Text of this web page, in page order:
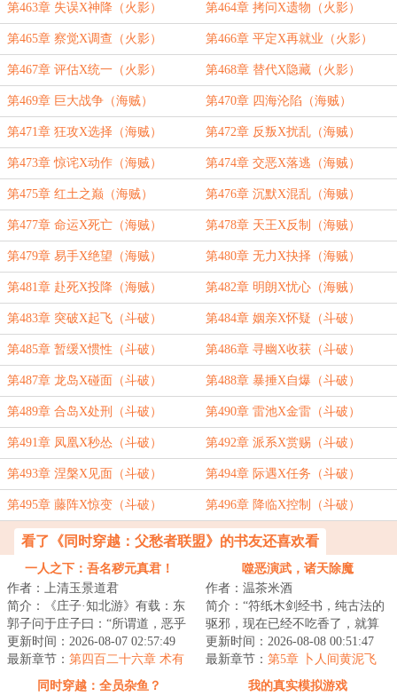
第463章 失误X神降（火影） 第464章 拷问X遗物（火影）
第465章 察觉X调查（火影） 第466章 平定X再就业（火影）
第467章 评估X统一（火影） 第468章 替代X隐藏（火影）
第469章 巨大战争（海贼） 第470章 四海沦陷（海贼）
第471章 狂攻X选择（海贼） 第472章 反叛X扰乱（海贼）
第473章 惊诧X动作（海贼） 第474章 交恶X落逃（海贼）
第475章 红土之巅（海贼） 第476章 沉默X混乱（海贼）
第477章 命运X死亡（海贼） 第478章 天王X反制（海贼）
第479章 易手X绝望（海贼） 第480章 无力X抉择（海贼）
第481章 赴死X投降（海贼） 第482章 明朗X忧心（海贼）
第483章 突破X起飞（斗破） 第484章 姻亲X怀疑（斗破）
第485章 暂缓X惯性（斗破） 第486章 寻幽X收获（斗破）
第487章 龙岛X碰面（斗破） 第488章 暴捶X自爆（斗破）
第489章 合岛X处刑（斗破） 第490章 雷池X金雷（斗破）
第491章 凤凰X秒怂（斗破） 第492章 派系X赏赐（斗破）
第493章 涅槃X见面（斗破） 第494章 际遇X任务（斗破）
第495章 藤阵X惊变（斗破） 第496章 降临X控制（斗破）
看了《同时穿越：父愁者联盟》的书友还喜欢看
一人之下：吾名秽元真君！
作者：上清玉景道君
简介：《庄子·知北游》有载：东
郭子问于庄子曰：“所谓道，恶乎
在？”庄子曰：“无所不在。”东郭
子曰：...
更新时间：2026-08-07 02:57:49
最新章节： 第四百二十六章 术有
噬恶演武，诸天除魔
作者：温茶米酒
简介：“符纸木剑经书，纯古法的
驱邪，现在已经不吃香了，就算
术士出门，都得带个二百斤的香
炉防身，你不...
更新时间：2026-08-08 00:51:47
最新章节： 第5章 卜人间黄泥飞
鸟，翻云手喜得正餐（6200单
同时穿越：全员杂鱼？
我的真实模拟游戏